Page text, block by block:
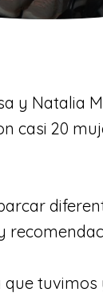
y Natalia
casi 20